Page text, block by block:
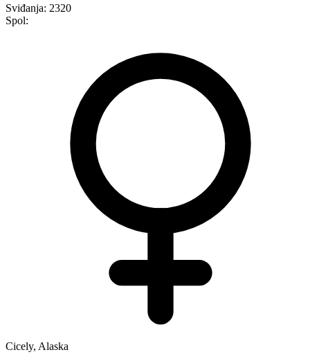
Sviđanja: 2320
Spol:
Cicely, Alaska